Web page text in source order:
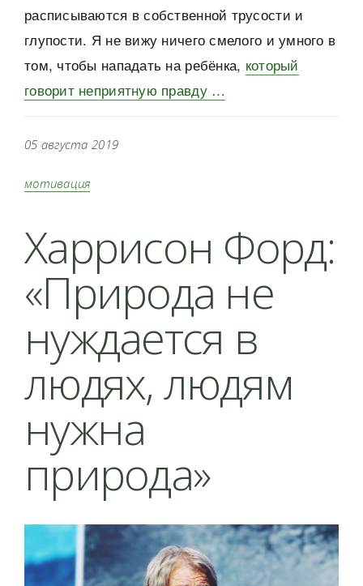
расписываются в собственной трусости и
глупости. Я не вижу ничего смелого и умного в
том, чтобы нападать на ребёнка, который
говорит неприятную правду …
05 августа 2019
мотивация
Харрисон Форд:
«Природа не
нуждается в
людях, людям
нужна
природа»